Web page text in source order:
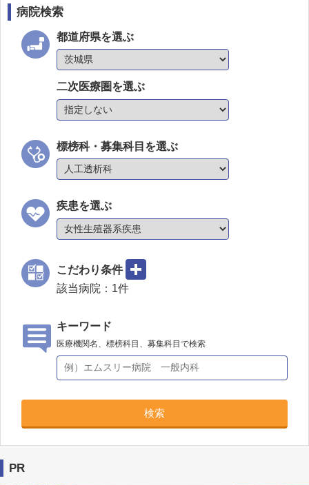
病院検索
都道府県を選ぶ
二次医療圏を選ぶ
標榜科・募集科目を選ぶ
疾患を選ぶ
こだわり条件
該当病院： 1件
キーワード
医療機関名、標榜科目、募集科目で検索
検索
PR